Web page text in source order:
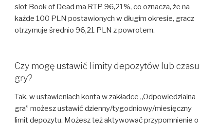
slot Book of Dead ma RTP 96,21%, co oznacza, że na
każde 100 PLN postawionych w długim okresie, gracz
otrzymuje średnio 96,21 PLN z powrotem.
Czy mogę ustawić limity depozytów lub czasu
gry?
Tak, w ustawieniach konta w zakładce „Odpowiedzialna
gra” możesz ustawić dzienny/tygodniowy/miesięczny
limit depozytu. Możesz też aktywować przypomnienie o